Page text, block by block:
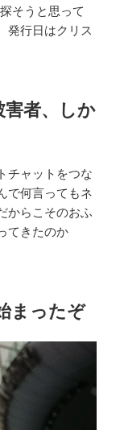
そうと思って
発行日はクリス
者、しか
チャットをつな
で何言ってもネ
からこそのおふ
てきたのか
まったぞ